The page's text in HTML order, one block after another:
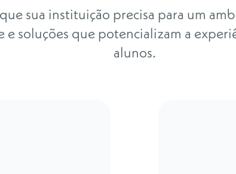
sua instituição precisa para um
soluções que potencializam a
alunos.